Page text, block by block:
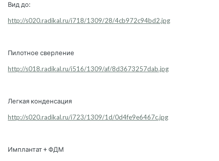
Вид до:
http://s020.radikal.ru/i718/1309/28/4cb972c94bd2.jpg
Пилотное сверление
http://s018.radikal.ru/i516/1309/af/8d3673257dab.jpg
Легкая конденсация
http://s020.radikal.ru/i723/1309/1d/0d4fe9e6467c.jpg
Имплантат + ФДМ